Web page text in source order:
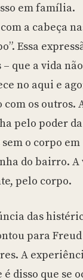
em família.
a cabeça
Essa
que a vida não
no aqui e
os outros.
pelo poder da
o corpo em
do bairro. A
pelo corpo.
das
para
A
disso que se